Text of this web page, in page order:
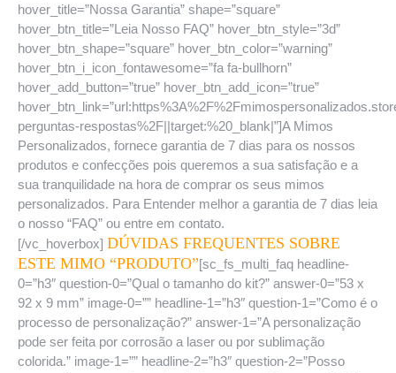
hover_title=”Nossa Garantia” shape=”square”
hover_btn_title=”Leia Nosso FAQ” hover_btn_style=”3d”
hover_btn_shape=”square” hover_btn_color=”warning”
hover_btn_i_icon_fontawesome=”fa fa-bullhorn”
hover_add_button=”true” hover_btn_add_icon=”true”
perguntas-respostas%2F||target:%20_blank|”]A Mimos
Personalizados, fornece garantia de 7 dias para os nossos
produtos e confecções pois queremos a sua satisfação e a
sua tranquilidade na hora de comprar os seus mimos
personalizados. Para Entender melhor a garantia de 7 dias leia
o nosso “FAQ” ou entre em contato.
[/vc_hoverbox] DÚVIDAS FREQUENTES SOBRE
ESTE MIMO “PRODUTO”[sc_fs_multi_faq headline-
0=”h3″ question-0=”Qual o tamanho do kit?” answer-0=”53 x
92 x 9 mm” image-0=”” headline-1=”h3″ question-1=”Como é o
processo de personalização?” answer-1=”A personalização
pode ser feita por corrosão a laser ou por sublimação
colorida.” image-1=”” headline-2=”h3″ question-2=”Posso